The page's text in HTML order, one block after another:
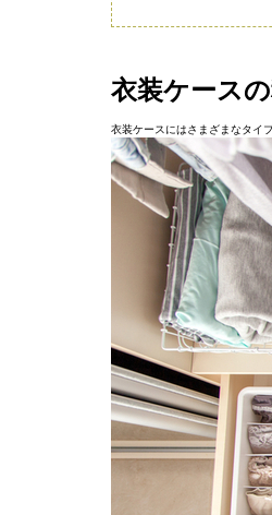
衣装ケース
衣装ケースにはさまざまなタイ